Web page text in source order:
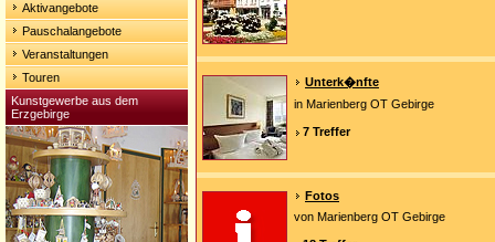
Aktivangebote
Pauschalangebote
Veranstaltungen
Touren
Kunstgewerbe aus dem
Erzgebirge
Unterk�nfte
in Marienberg OT Gebirge
7 Treffer
Fotos
von Marienberg OT Gebirge